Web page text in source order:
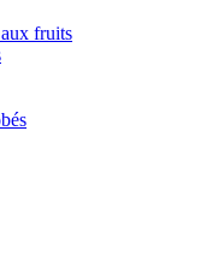
fruits